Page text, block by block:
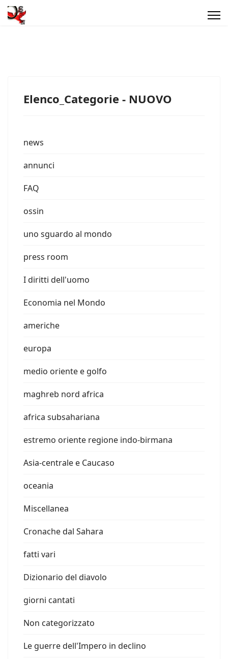
Elenco_Categorie - NUOVO
news
annunci
FAQ
ossin
uno sguardo al mondo
press room
I diritti dell'uomo
Economia nel Mondo
americhe
europa
medio oriente e golfo
maghreb nord africa
africa subsahariana
estremo oriente regione indo-birmana
Asia-centrale e Caucaso
oceania
Miscellanea
Cronache dal Sahara
fatti vari
Dizionario del diavolo
giorni cantati
Non categorizzato
Le guerre dell'Impero in declino